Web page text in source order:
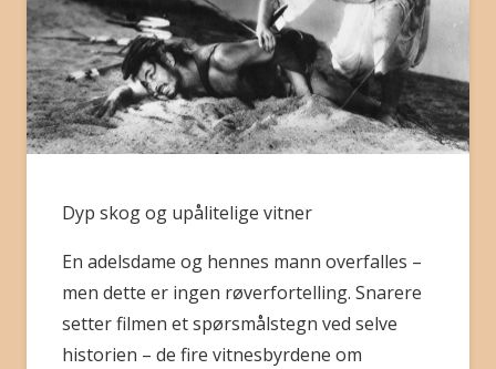
Dyp skog og upålitelige vitner
En adelsdame og hennes mann overfalles –
men dette er ingen røverfortelling. Snarere
setter filmen et spørsmålstegn ved selve
historien – de fire vitnesbyrdene om